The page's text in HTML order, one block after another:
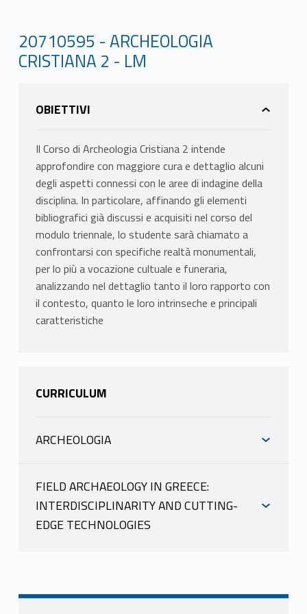
20710595 - ARCHEOLOGIA
CRISTIANA 2 - LM
OBIETTIVI
Il Corso di Archeologia Cristiana 2 intende
approfondire con maggiore cura e dettaglio alcuni
degli aspetti connessi con le aree di indagine della
disciplina. In particolare, affinando gli elementi
bibliografici già discussi e acquisiti nel corso del
modulo triennale, lo studente sarà chiamato a
confrontarsi con specifiche realtà monumentali,
per lo più a vocazione cultuale e funeraria,
analizzando nel dettaglio tanto il loro rapporto con
il contesto, quanto le loro intrinseche e principali
caratteristiche
CURRICULUM
ARCHEOLOGIA
BRACONI MATTEO
scheda docente
PROGRAMMA
FIELD ARCHAEOLOGY IN GREECE:
INTERDISCIPLINARITY AND CUTTING-
EDGE TECHNOLOGIES
BRACONI MATTEO